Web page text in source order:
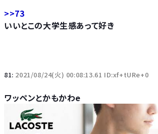
>>73
いいとこの大学生感あって好き
81: 2021/08/24(火) 00:08:13.61 ID:xf+tURe+0
ワッペンとかもかわe